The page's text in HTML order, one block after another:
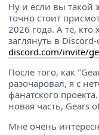
Ну и если вы такой
точно стоит
2026 года. А те, кто
заглянуть в
discord.com/invite/
После того, как
разочаровал, я с
фанатского
новая часть, Gears
Мне очень